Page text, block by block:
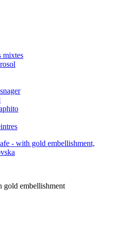
mixtes
gold embellishment